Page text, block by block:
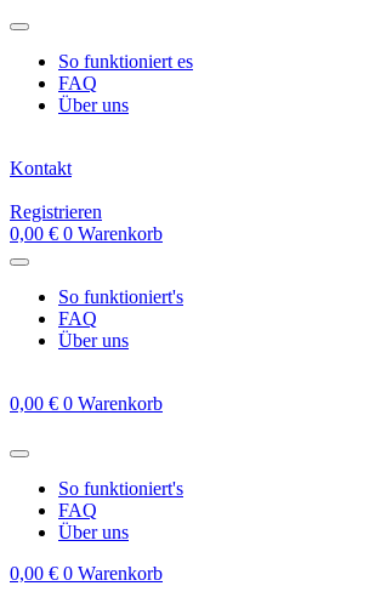
Zum
springenSo funktioniert es
FAQ
Über uns
Kontakt
Registrieren
0,00 € 0 Warenkorb
So funktioniert's
FAQ
Über uns
0,00 € 0 Warenkorb
So funktioniert's
FAQ
Über uns
0,00 € 0 Warenkorb